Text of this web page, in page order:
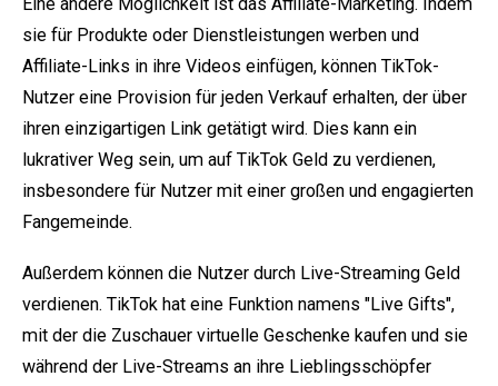
sie für Produkte oder Dienstleistungen werben und
Affiliate-Links in ihre Videos einfügen, können TikTok-
Nutzer eine Provision für jeden Verkauf erhalten, der über
ihren einzigartigen Link getätigt wird. Dies kann ein
lukrativer Weg sein, um auf TikTok Geld zu verdienen,
insbesondere für Nutzer mit einer großen und engagierten
Fangemeinde.
Außerdem können die Nutzer durch Live-Streaming Geld
verdienen. TikTok hat eine Funktion namens "Live Gifts",
mit der die Zuschauer virtuelle Geschenke kaufen und sie
während der Live-Streams an ihre Lieblingsschöpfer